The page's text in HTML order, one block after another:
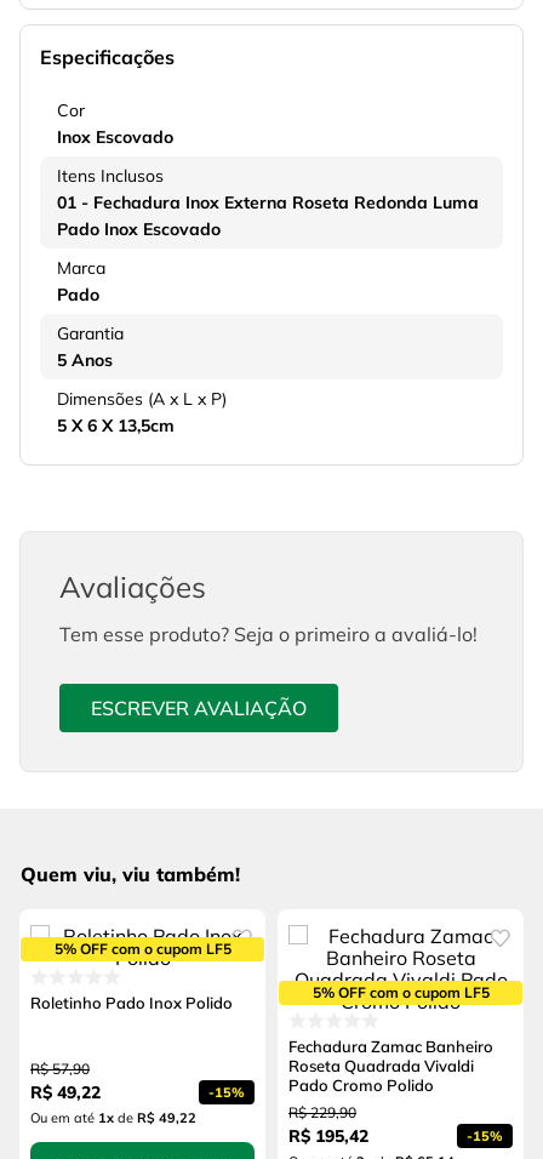
Especificações
Cor
Inox Escovado
Itens Inclusos
01 - Fechadura Inox Externa Roseta Redonda Luma
Pado Inox Escovado
Marca
Pado
Garantia
5 Anos
Dimensões (A x L x P)
5 X 6 X 13,5cm
Avaliações
Tem esse produto? Seja o primeiro a avaliá-lo!
ESCREVER AVALIAÇÃO
Quem viu, viu também!
5% OFF com o cupom LF5
Roletinho Pado Inox Polido
R$ 57,90
R$ 49,22 -15%
Ou em até 1x de R$ 49,22
5% OFF com o cupom LF5
Fechadura Zamac Banheiro
Roseta Quadrada Vivaldi
Pado Cromo Polido
R$ 229,90
R$ 195,42 -15%